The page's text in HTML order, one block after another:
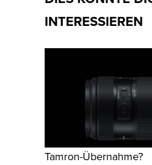
INTERESSIEREN
Tamron-Übernahme?